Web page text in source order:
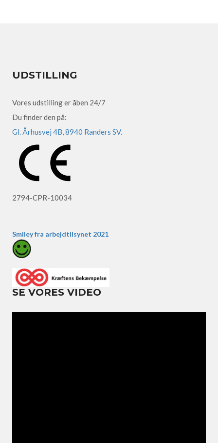
UDSTILLING
Vores udstilling er åben 24/7
Du finder den på:
Gl. Århusvej 4B, 8940 Randers SV.
2794-CPR-10034
Smiley fra arbejdtilsynet 2021
SE VORES VIDEO